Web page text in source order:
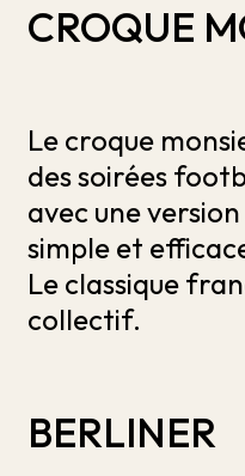
CROQUE
Le croque
des soirées
avec une
simple et
Le classique
collectif.
BERLINER